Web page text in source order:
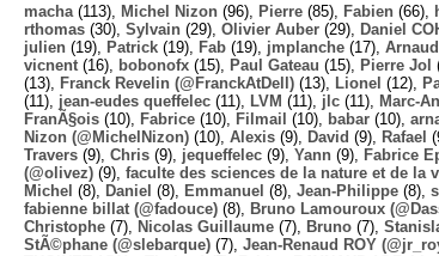
macha (113), Michel Nizon (96), Pierre (85), Fabien (66),
rthomas (30), Sylvain (29), Olivier Auber (29), Daniel
julien (19), Patrick (19), Fab (19), jmplanche (17),
vicnent (16), bobonofx (15), Paul Gateau (15), Pierre Jol
(13),
Franck Revelin (@FranckAtDell) (13), Lionel (12),
(11), jean-eudes queffelec (11), LVM (11), jlc (11), Marc-
FranÃ§ois (10), Fabrice (10), Filmail (10), babar (10),
Nizon (@MichelNizon) (10), Alexis (9), David (9), Rafael
Travers (9), Chris (9), jequeffelec (9), Yann (9), Fabrice
(@olivez) (9), faculte des sciences de la nature et de la
Michel (8), Daniel (8), Emmanuel (8), Jean-Philippe (8),
fabienne billat (@fadouce) (8), Bruno Lamouroux
Christophe (7), Nicolas Guillaume (7), Bruno (7),
StÃ©phane (@slebarque) (7), Jean-Renaud ROY